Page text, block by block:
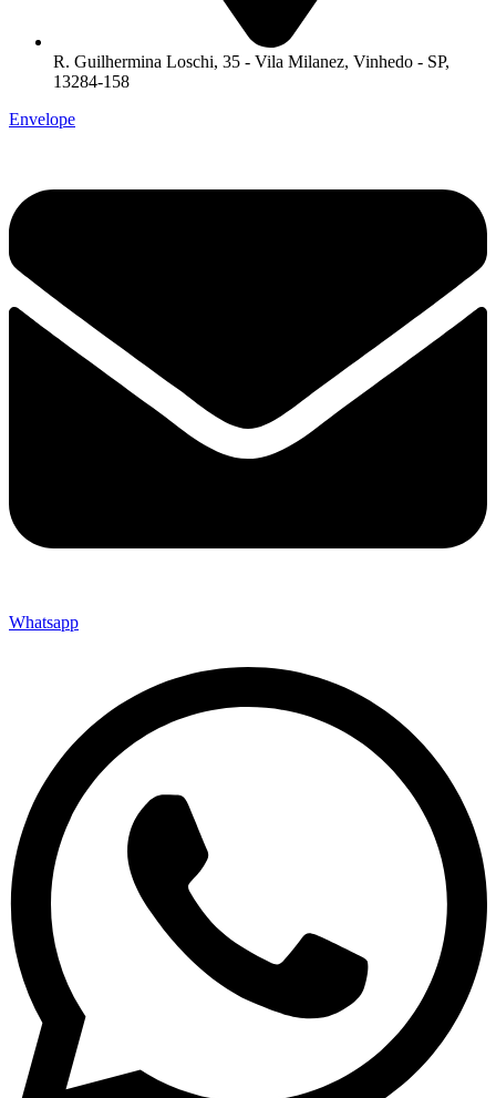
R. Guilhermina Loschi, 35 - Vila Milanez, Vinhedo - SP,
13284-158
Envelope
Whatsapp